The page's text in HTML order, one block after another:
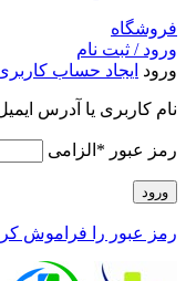
فروشگاه
ورود / ثبت نام
ورود ایجاد حساب
نام کاربری یا آدرس
رمز عبور * الزامی
ورود
رمز عبور را فراموش